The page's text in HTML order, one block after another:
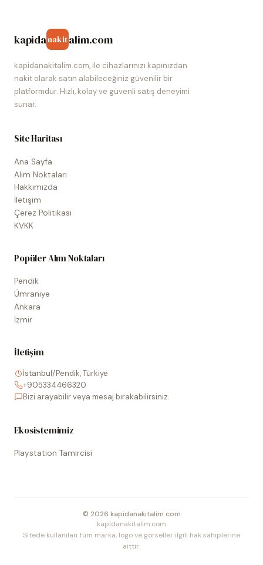
kapidanakitalim.com
kapidanakitalim.com, ile cihazlarınızı kapınızdan
nakit olarak satın alabileceğiniz güvenilir bir
platformdur. Hızlı, kolay ve güvenli satış deneyimi
sunar.
Site Haritası
Ana Sayfa
Alım Noktaları
Hakkımızda
İletişim
Çerez Politikası
KVKK
Popüler Alım Noktaları
Pendik
Ümraniye
Ankara
İzmir
İletişim
İstanbul/Pendik, Türkiye
+905334466320
Bizi arayabilir veya mesaj bırakabilirsiniz.
Ekosistemimiz
Playstation Tamircisi
© 2026 kapidanakitalim.com
kapidanakitalim.com
Sitede kullanılan tüm marka, logo ve görseller ilgili hak sahiplerine
aittir.